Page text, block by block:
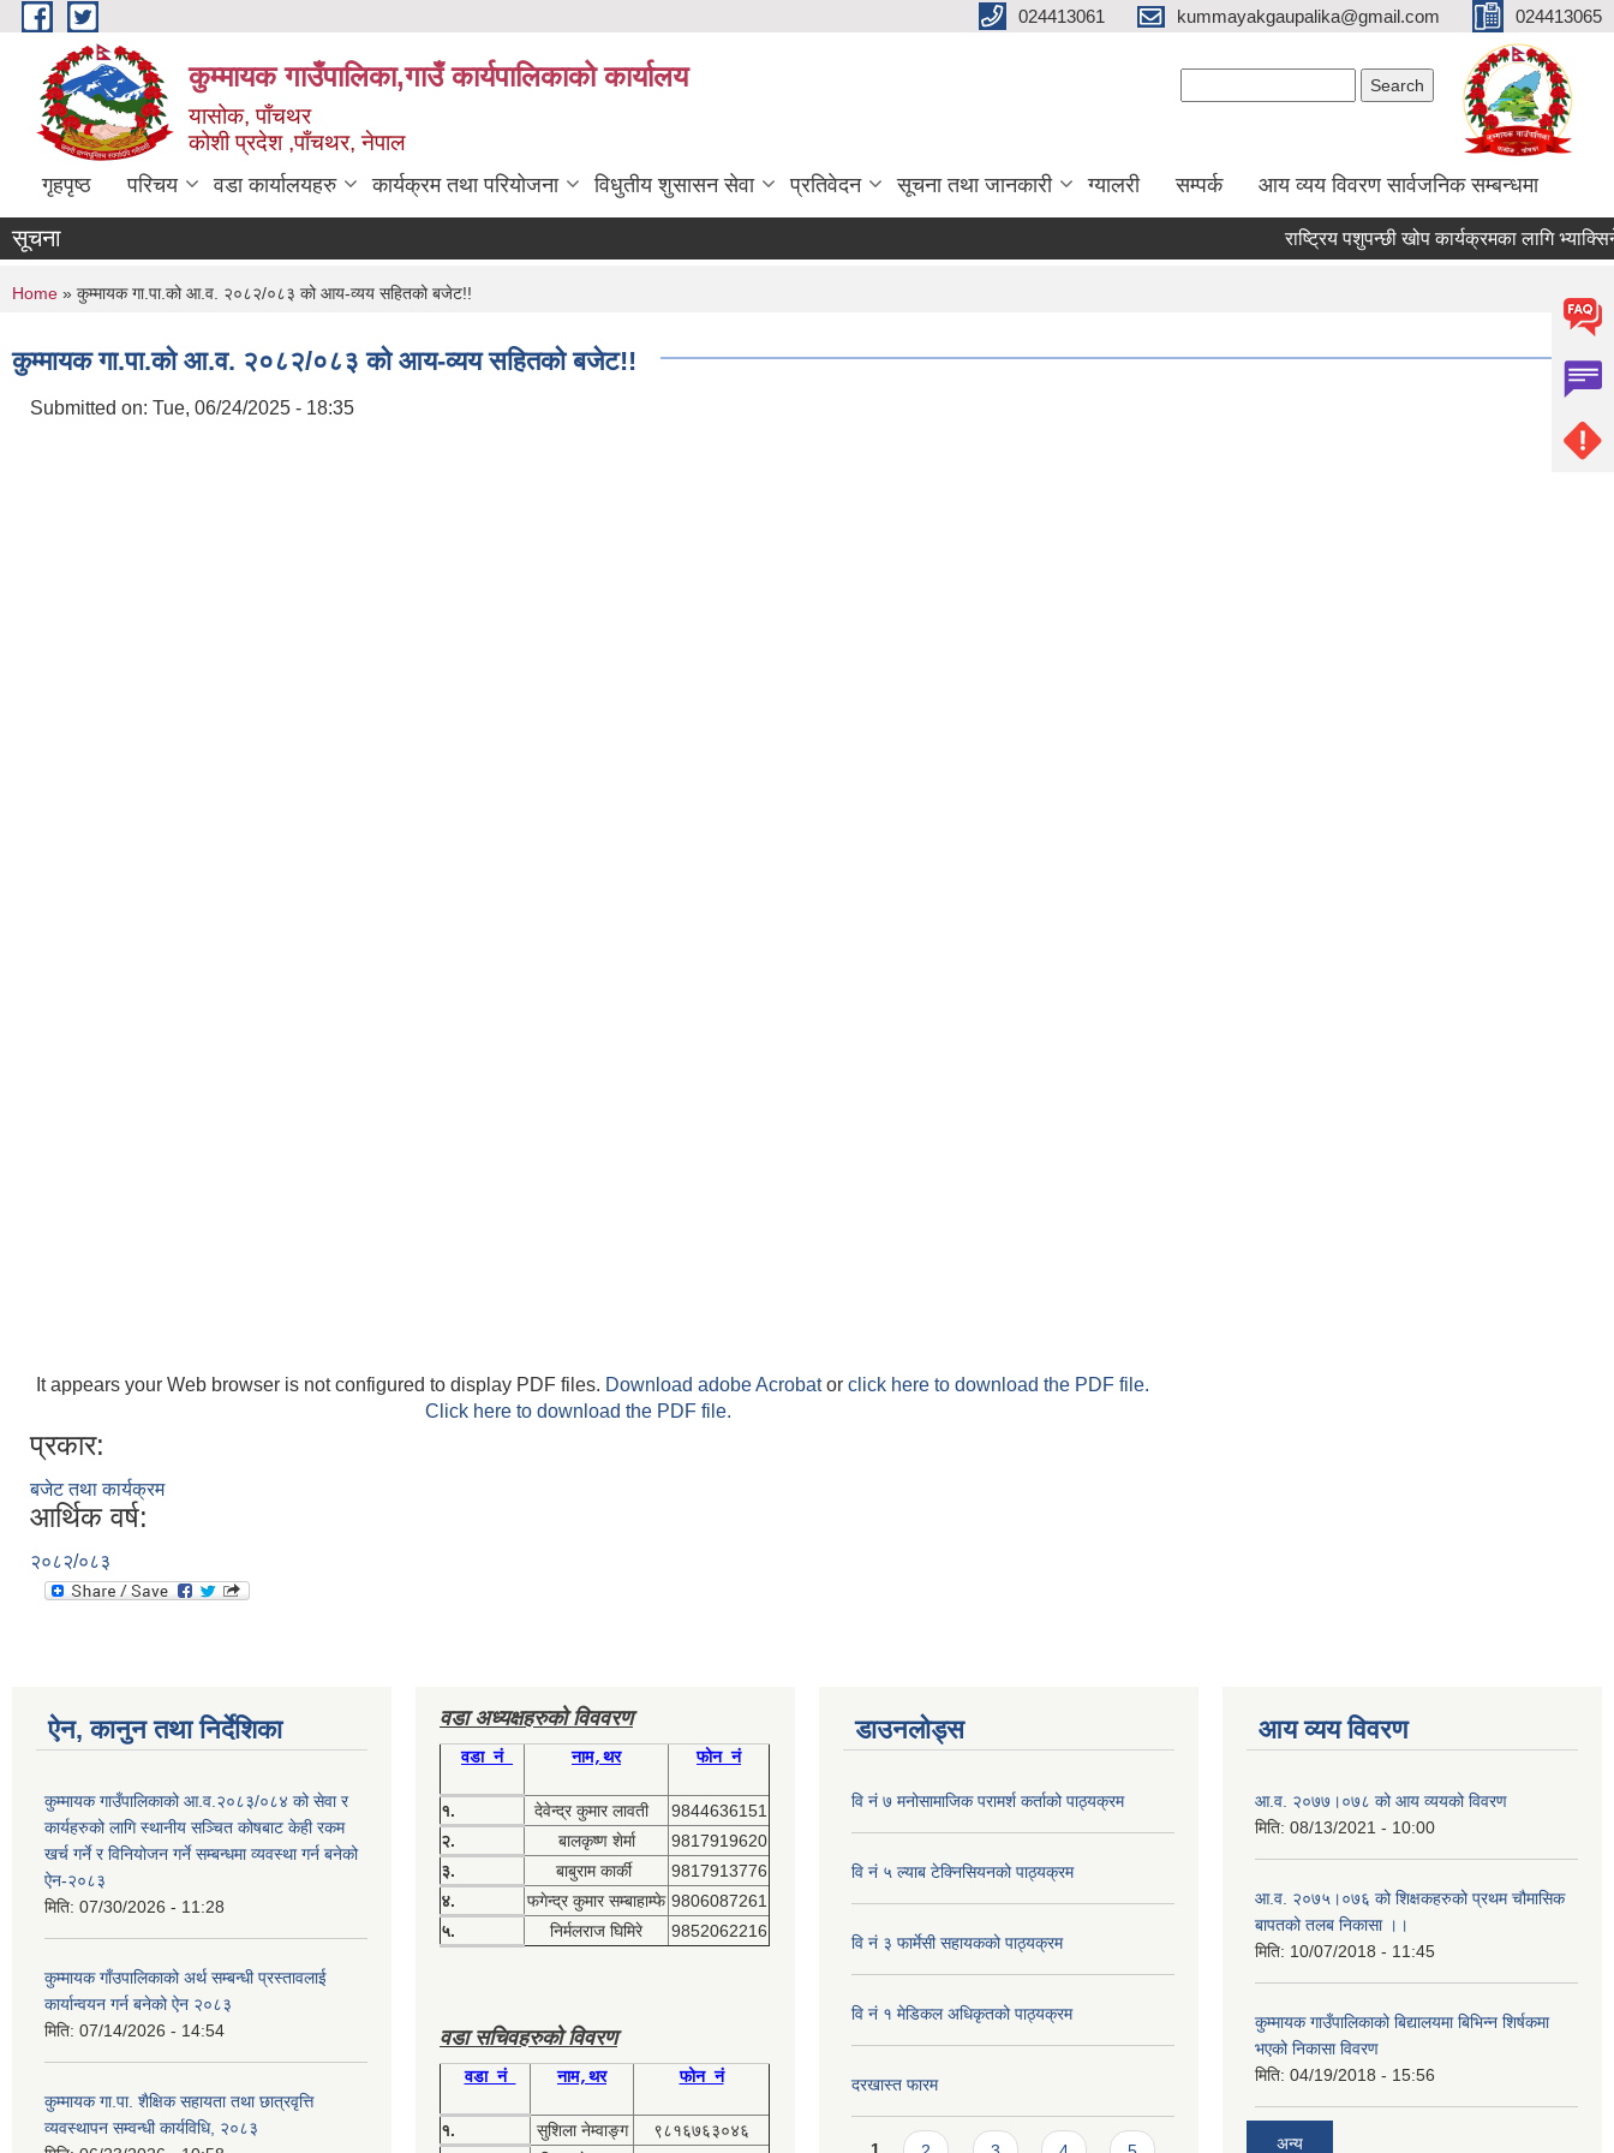
Skip to main content 024413061 kummayakgaupalika@gmail.com 024413065
कुम्मायक गाउँपालिका,गाउँ कार्यपालिकाको कार्यालय
यासोक, पाँचथर
कोशी प्रदेश ,पाँचथर, नेपाल
गृहपृष्ठ परिचय वडा कार्यालयहरु कार्यक्रम तथा परियोजना विधुतीय शुसासन सेवा प्रतिवेदन सूचना तथा जानकारी ग्यालरी सम्पर्क आय व्यय विवरण सार्वजनिक सम्बन्धमा
सूचना राष्ट्रिय पशुपन्छी खोप कार्यक्रमका लागि
You are here
Home » कुम्मायक गा.पा.को आ.व. २०८२/०८३ को आय-व्यय सहितको बजेट!!
कुम्मायक गा.पा.को आ.व. २०८२/०८३ को आय-व्यय सहितको बजेट!!
Submitted on: Tue, 06/24/2025 - 18:35
It appears your Web browser is not configured to display PDF files. Download adobe Acrobator click here to download the PDF file.
Click here to download the PDF file.
प्रकार:
बजेट तथा कार्यक्रम
आर्थिक वर्ष:
२०८२/०८३
ऐन, कानुन तथा निर्देशिका
कुम्मायक गाउँपालिकाको आ.व.२०८३/०८४ को सेवा र
कार्यहरुको लागि स्थानीय सञ्चित कोषबाट केही रकम
खर्च गर्ने र विनियोजन गर्ने सम्बन्धमा व्यवस्था गर्न बनेको
ऐन-२०८३
मिति: 07/30/2026 - 11:28
कुम्मायक गाँउपालिकाको अर्थ सम्बन्धी प्रस्तावलाई
कार्यान्वयन गर्न बनेको ऐन २०८३
मिति: 07/14/2026 - 14:54
कुम्मायक गा.पा. शैक्षिक सहायता तथा छात्रवृत्ति
व्यवस्थापन सम्वन्धी कार्यविधि, २०८३
वडा अध्यक्षहरुको विववरण
वडा नं नाम,थर फोन नं
१. देवेन्द्र कुमार लावती
9844636151
२.
बालकृष्ण शेर्मा
9817919620
३.
बाबुराम कार्की
9817913776
४.
फगेन्द्र कुमार सम्बाहाम्फे 9806087261
५.
निर्मलराज घिमिरे 9852062216
वडा सचिवहरुको विवरण
वडा नं नाम,थर फोन नं
१. सुशिला नेम्वाङ्ग
९८१६७६३०४६
डाउनलोड्स
वि नं ७ मनोसामाजिक परामर्श कर्ताको पाठ्यक्रम
वि नं ५ ल्याब टेक्निसियनको पाठ्यक्रम
वि नं ३ फार्मेसी सहायकको पाठ्यक्रम
वि नं १ मेडिकल अधिकृतको पाठ्यक्रम
दरखास्त फारम
आय व्यय विवरण
आ.व. २०७७।०७८ को आय व्ययको विवरण
मिति: 08/13/2021 - 10:00
आ.व. २०७५।०७६ को शिक्षकहरुको प्रथम चौमासिक
बापतको तलब निकासा ।।
मिति: 10/07/2018 - 11:45
कुम्मायक गाउँपालिकाको बिद्यालयमा बिभिन्न शिर्षकमा
भएको निकासा विवरण
मिति: 04/19/2018 - 15:56
अन्य